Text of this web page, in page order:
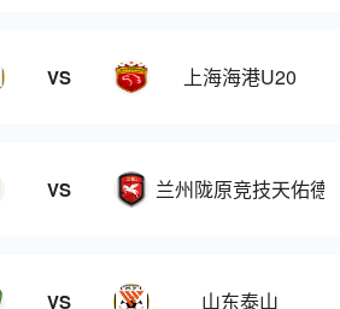
VS 上海海港U20
VS 兰州陇原竞技天佑德
VS 山东泰山